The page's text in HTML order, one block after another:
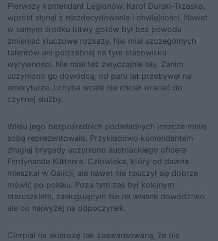
Pierwszy komendant Legionów, Karol Durski-Trzaska,
wprost słynął z niezdecydowania i chwiejności. Nawet
w samym środku bitwy gotów był bez powodu
zmieniać kluczowe rozkazy. Nie miał szczególnych
talentów ani potrzebnej na tym stanowisku
wyrywności. Nie miał też zwyczajnie siły. Zanim
uczyniono go dowódcą, od paru lat przebywał na
emeryturze. I chyba wcale nie chciał wracać do
czynnej służby.
Wielu jego bezpośrednich podwładnych jeszcze mniej
sobą reprezentowało. Przykładowo komendantem
drugiej brygady uczyniono austriackiego oficera
Ferdynanda Küttnera. Człowieka, który od dawna
mieszkał w Galicji, ale nawet nie nauczył się dobrze
mówić po polsku. Poza tym zaś był kolejnym
staruszkiem, zasługującym nie na własne dowództwo,
ale co najwyżej na odpoczynek.
Cierpiał na sklerozę tak zaawansowaną, że nie